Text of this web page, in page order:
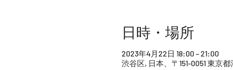
日時・場所
2023年4月22日 18:00 – 21:00
渋谷区, 日本、〒151-0051 東京